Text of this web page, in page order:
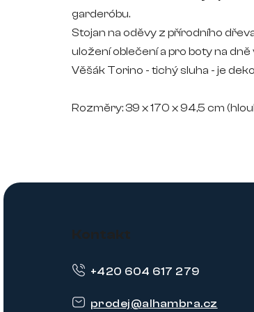
garderóbu.
Stojan na oděvy z přírodního
uložení oblečení a pro boty na dně
Věšák Torino - tichý sluha - je
Rozměry: 39 x 170 x 94,5 cm
Kontakt
prodej@alhambra.cz
+420 604 617 279